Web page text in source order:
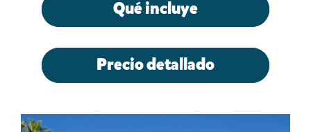
Qué incluye
Precio detallado